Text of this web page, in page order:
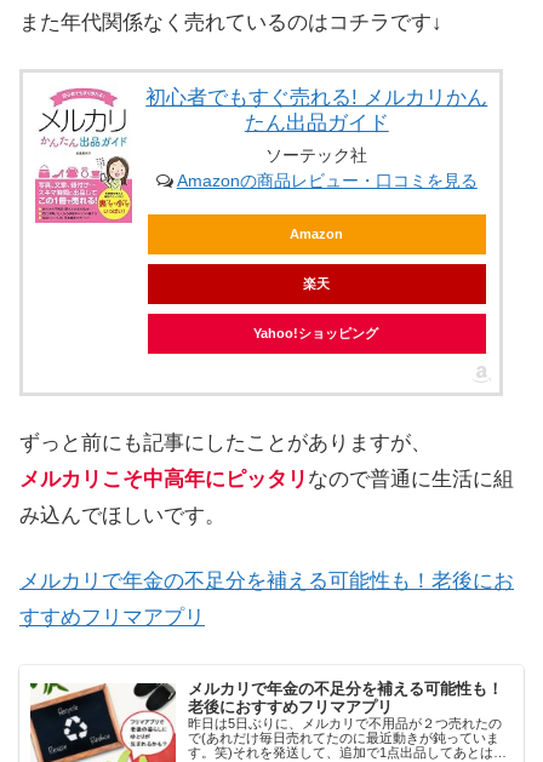
また年代関係なく売れているのはコチラです↓
初心者でもすぐ売れる! メルカリかん
たん出品ガイド
ソーテック社
Amazonの商品レビュー・口コミを見る
Amazon
楽天
Yahoo!ショッピング
ずっと前にも記事にしたことがありますが、
メルカリこそ中高年にピッタリ なので普通に生活に組
み込んでほしいです。
メルカリで年金の不足分を補える可能性も！老後にお
すすめフリマアプリ
メルカリで年金の不足分を補える可能性も！
老後におすすめフリマアプリ
昨日は5日ぶりに、メルカリで不用品が２つ売れたの
で(あれだけ毎日売れてたのに最近動きが鈍っていま
す。笑)それを発送して、追加で1点出品してあとは眠